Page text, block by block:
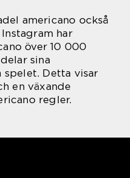
americano också
har
över 10 000
sina
Detta visar
en växande
regler.